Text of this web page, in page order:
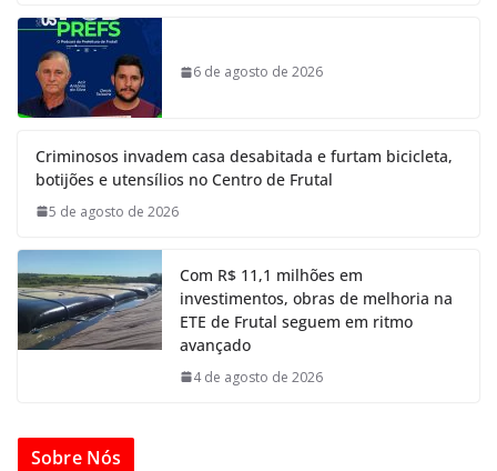
6 de agosto de 2026
Criminosos invadem casa desabitada e furtam bicicleta,
botijões e utensílios no Centro de Frutal
5 de agosto de 2026
Com R$ 11,1 milhões em
investimentos, obras de melhoria na
ETE de Frutal seguem em ritmo
avançado
4 de agosto de 2026
Sobre Nós